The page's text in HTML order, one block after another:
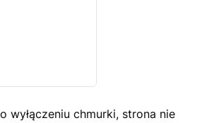
wyłączeniu chmurki, strona nie